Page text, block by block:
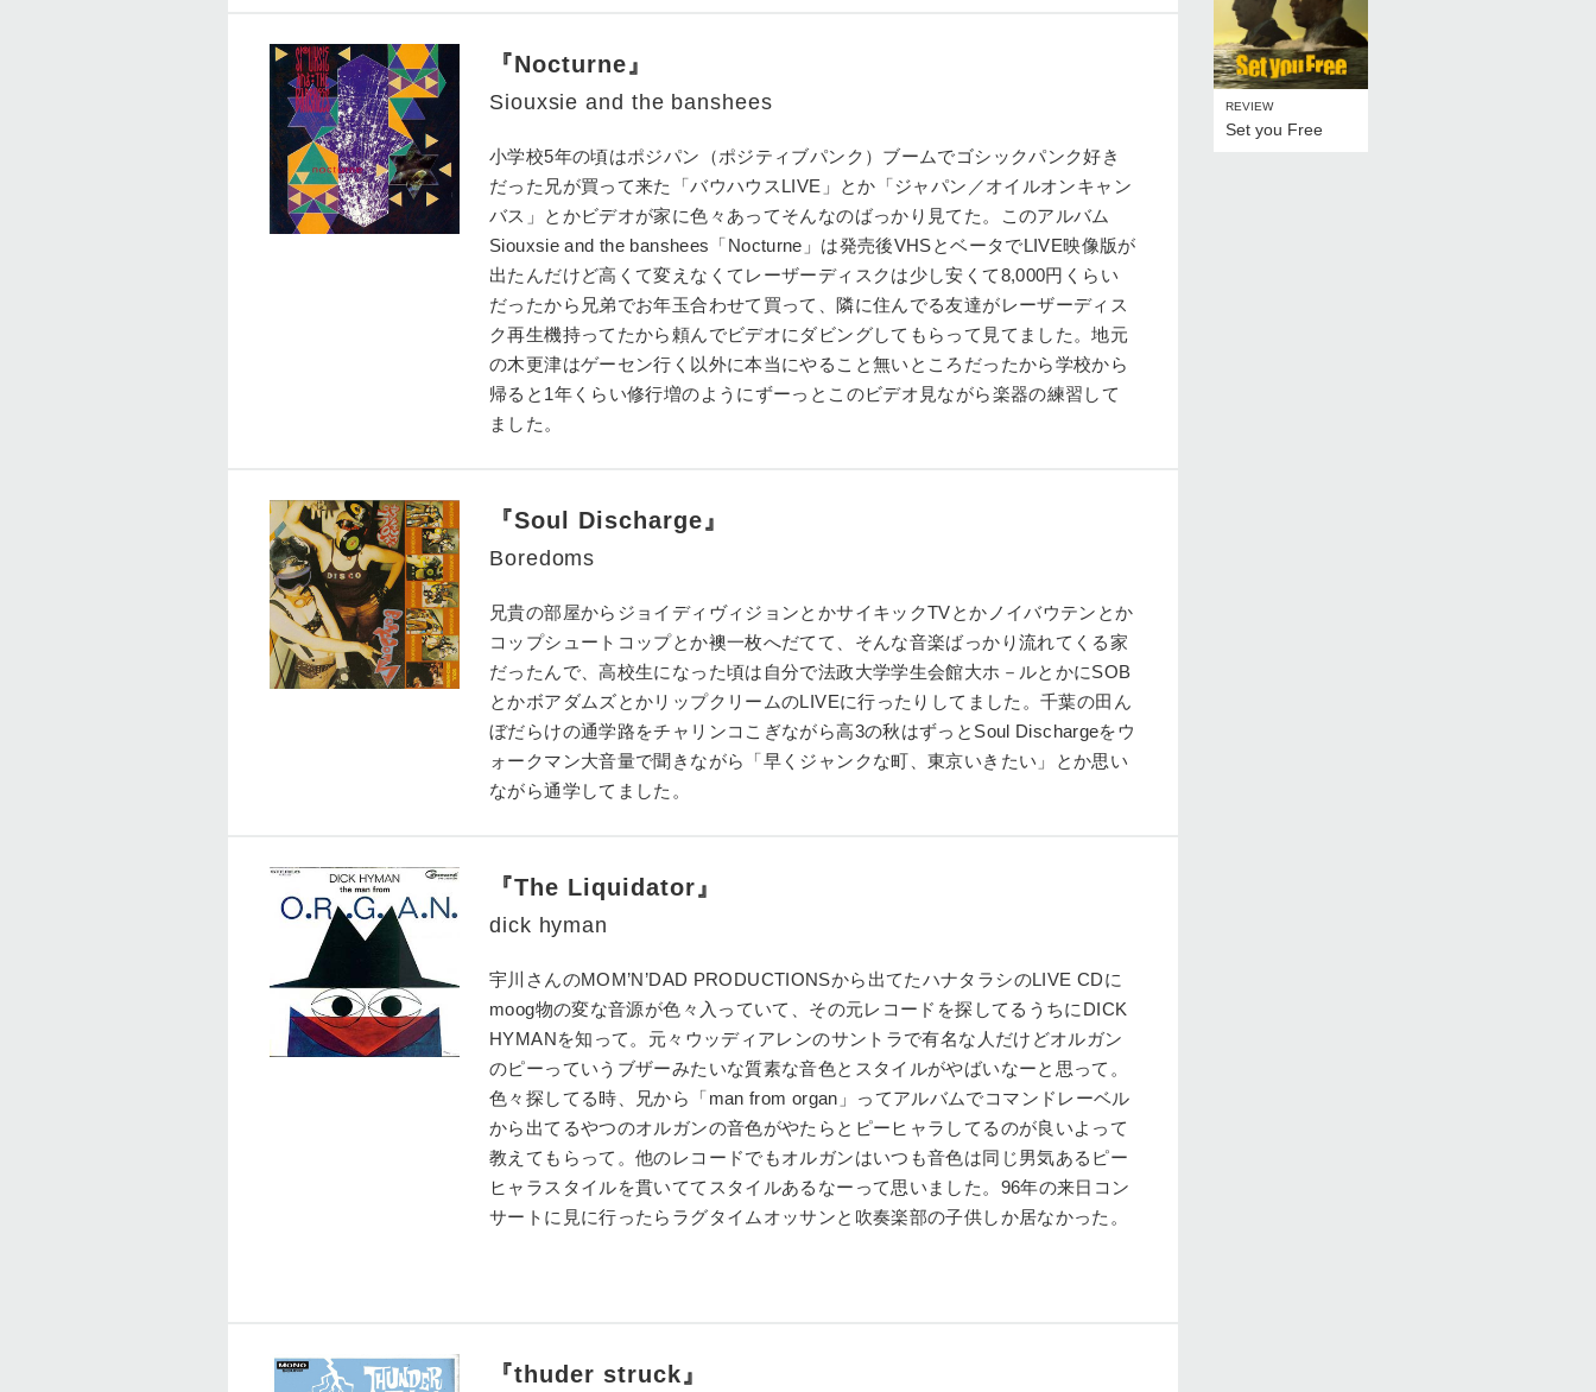
『Nocturne』
Siouxsie and the banshees
小学校5年の頃はポジパン（ポジティブパンク）ブームでゴシックパンク好き
だった兄が買って来た「バウハウスLIVE」とか「ジャパン／オイルオンキャン
バス」とかビデオが家に色々あってそんなのばっかり見てた。このアルバム
Siouxsie and the banshees「Nocturne」は発売後VHSとベータでLIVE映像版が
出たんだけど高くて変えなくてレーザーディスクは少し安くて8,000円くらい
だったから兄弟でお年玉合わせて買って、隣に住んでる友達がレーザーディス
ク再生機持ってたから頼んでビデオにダビングしてもらって見てました。地元
の木更津はゲーセン行く以外に本当にやること無いところだったから学校から
帰ると1年くらい修行増のようにずーっとこのビデオ見ながら楽器の練習して
ました。
『Soul Discharge』
Boredoms
兄貴の部屋からジョイディヴィジョンとかサイキックTVとかノイバウテンとか
コップシュートコップとか襖一枚へだてて、そんな音楽ばっかり流れてくる家
だったんで、高校生になった頃は自分で法政大学学生会館大ホ－ルとかにSOB
とかボアダムズとかリップクリームのLIVEに行ったりしてました。千葉の田ん
ぼだらけの通学路をチャリンコこぎながら高3の秋はずっとSoul Dischargeをウ
ォークマン大音量で聞きながら「早くジャンクな町、東京いきたい」とか思い
ながら通学してました。
『The Liquidator』
dick hyman
宇川さんのMOM’N’DAD PRODUCTIONSから出てたハナタラシのLIVE CDに
moog物の変な音源が色々入っていて、その元レコードを探してるうちにDICK
HYMANを知って。元々ウッディアレンのサントラで有名な人だけどオルガン
のピーっていうブザーみたいな質素な音色とスタイルがやばいなーと思って。
色々探してる時、兄から「man from organ」ってアルバムでコマンドレーベル
から出てるやつのオルガンの音色がやたらとピーヒャラしてるのが良いよって
教えてもらって。他のレコードでもオルガンはいつも音色は同じ男気あるピー
ヒャラスタイルを貫いててスタイルあるなーって思いました。96年の来日コン
サートに見に行ったらラグタイムオッサンと吹奏楽部の子供しか居なかった。
『thuder struck』
REVIEW
Set you Free